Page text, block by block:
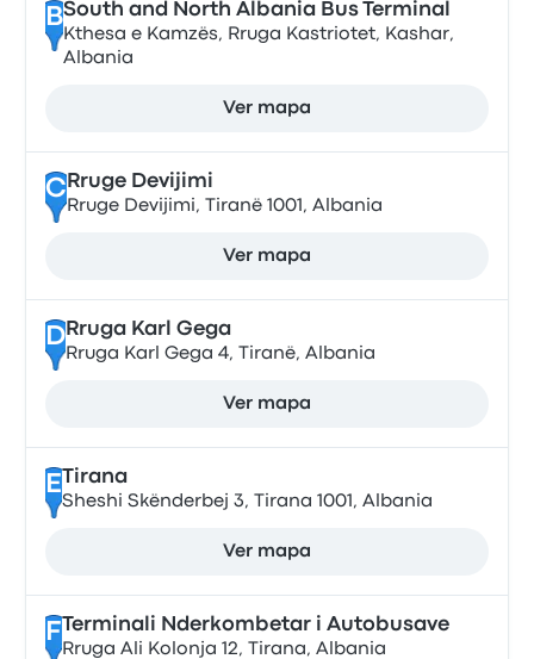
BSouth and North Albania Bus Terminal
Kthesa e Kamzës, Rruga Kastriotet, Kashar,
Albania
Ver mapa
CRruge Devijimi
Rruge Devijimi, Tiranë 1001, Albania
Ver mapa
DRruga Karl Gega
Rruga Karl Gega 4, Tiranë, Albania
Ver mapa
E Tirana
Sheshi Skënderbej 3, Tirana 1001, Albania
Ver mapa
F Terminali Nderkombetar i Autobusave
Rruga Ali Kolonja 12, Tirana, Albania